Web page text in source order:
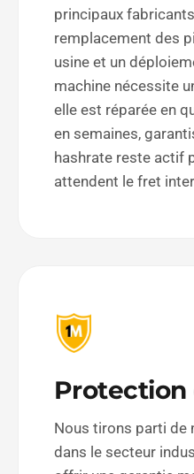
principaux
remplacement des
usine et un
machine nécessite
elle est réparée en
en semaines,
hashrate reste actif
attendent le fret
Protection
Nous tirons parti de
dans le secteur